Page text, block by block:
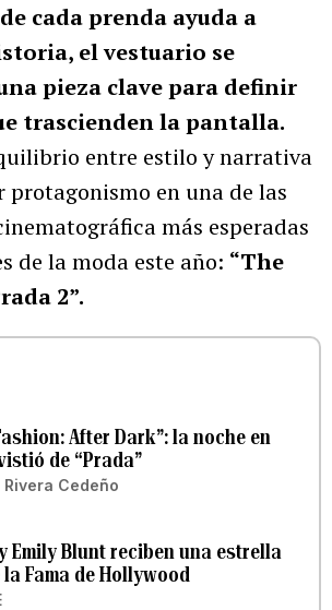
cada prenda ayuda a
el vestuario se
pieza clave para definir
trascienden la pantalla.
entre estilo y narrativa
protagonismo en una de las
más esperadas
de la moda este año: “The
2”.
After Dark”: la noche en
de “Prada”
Cedeño
Emily Blunt reciben una estrella
la Fama de Hollywood